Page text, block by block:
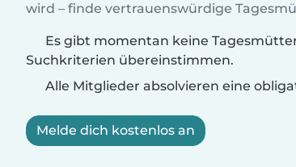
wird – finde vertrauenswürdige
Es gibt momentan keine
Suchkriterien übereinstimmen.
Alle Mitglieder absolvieren eine
Melde dich kostenlos an